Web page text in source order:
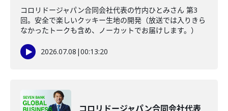
コロリドージャパン合同会社代表の竹内ひとみさん 第3
回。安全で楽しいクッキー生地の開発（放送では入りきら
なかったトークも含め、ノーカットでお届けします。）
2026.07.08 |00:13:20
コロリドージャパン合同会社代表